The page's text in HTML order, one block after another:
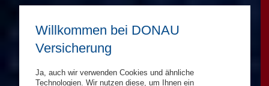
Willkommen bei DONAU
Versicherung
Ja, auch wir verwenden Cookies und ähnliche
Technologien. Wir nutzen diese, um Ihnen ein